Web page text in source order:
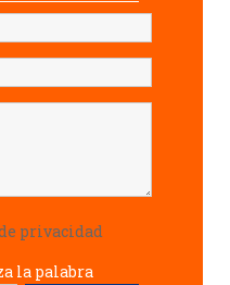
privacidad
la palabra